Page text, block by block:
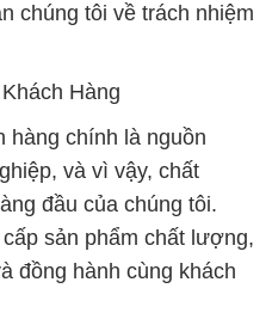
chúng tôi về trách nhiệm
Hàng
hàng chính là nguồn
và vì vậy, chất
đầu của chúng tôi.
sản phẩm chất lượng,
đồng hành cùng khách